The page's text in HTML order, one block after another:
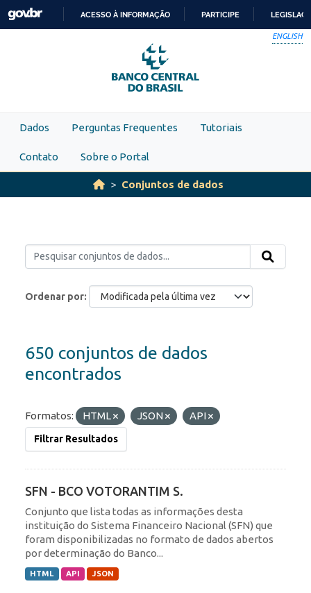
Skip to main content
PARA
O
CONTEÚDO
ACESSO À INFORMAÇÃO PARTICIPE
ENGLISH
Dados Perguntas Frequentes Tutoriais
Contato Sobre o Portal
Conjuntos de dados
Ordenar por
650 conjuntos de dados
encontrados
Formatos: HTML JSON API
Filtrar Resultados
SFN - BCO VOTORANTIM S.
Conjunto que lista todas as informações desta
instituição do Sistema Financeiro Nacional (SFN) que
foram disponibilizadas no formato de dados abertos
por determinação do Banco...
HTML API JSON